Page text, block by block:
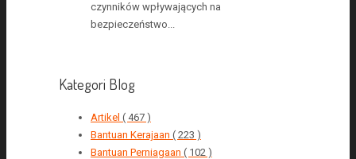
czynników wpływających na
bezpieczeństwo...
Kategori Blog
Artikel ( 467 )
Bantuan Kerajaan ( 223 )
Bantuan Perniagaan ( 102 )